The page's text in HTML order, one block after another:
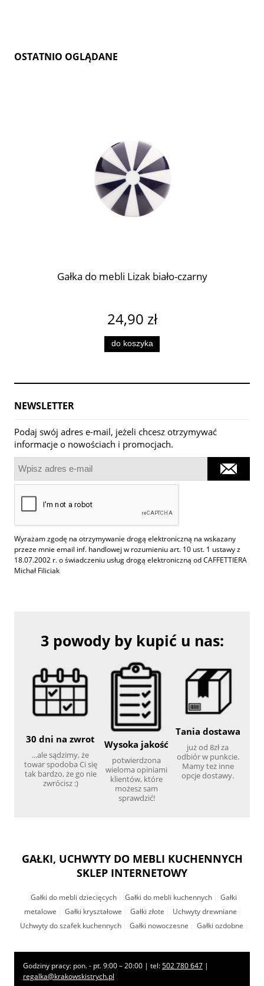
OSTATNIO OGLĄDANE
Gałka do mebli Lizak biało-czarny
24,90 zł
do koszyka
NEWSLETTER
Podaj swój adres e-mail, jeżeli chcesz otrzymywać
informacje o nowościach i promocjach.
Wyrażam zgodę na otrzymywanie drogą elektroniczną na wskazany
przeze mnie email inf. handlowej w rozumieniu art. 10 ust. 1 ustawy z
18.07.2002 r. o świadczeniu usług drogą elektroniczną od CAFFETTIERA
Michał Filiciak
3 powody by kupić u nas:
30 dni na zwrot
...ale sądzimy, że
towar spodoba Ci się
tak bardzo, że go nie
zwrócisz :)
Wysoka jakość
potwierdzona
wieloma opiniami
klientów, które
możesz sam
sprawdzić!
Tania dostawa
już od 8zł za
odbiór w punkcie.
Mamy też inne
opcje dostawy.
GAŁKI, UCHWYTY DO MEBLI KUCHENNYCH
SKLEP INTERNETOWY
Gałki do mebli dziecięcych Gałki do mebli kuchennych
Gałki
metalowe
Gałki kryształowe Gałki złote
Uchwyty drewniane
Uchwyty do szafek kuchennych
Gałki nowoczesne Gałki ozdobne
Godziny pracy: pon. - pt. 9:00 – 20:00 | tel:502 780 647 |
regalka@krakowskistrych.pl